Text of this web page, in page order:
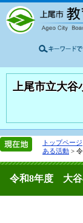
上尾市立大谷
トップページ
ある活動 >
令和8年度 大谷